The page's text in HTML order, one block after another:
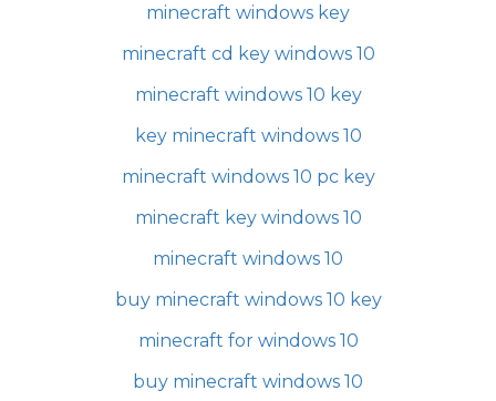
minecraft windows key
minecraft cd key windows 10
minecraft windows 10 key
key minecraft windows 10
minecraft windows 10 pc key
minecraft key windows 10
minecraft windows 10
buy minecraft windows 10 key
minecraft for windows 10
buy minecraft windows 10